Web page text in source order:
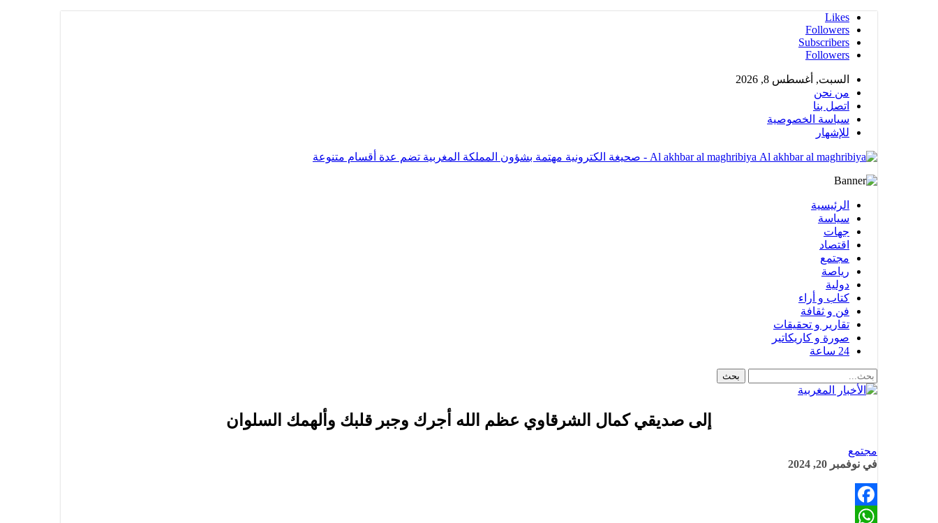
Likes
Followers
Subscribers
Followers
السبت, أغسطس 8, 2026
من نحن
اتصل بنا
سياسة الخصوصية
للإشهار
Al akhbar al maghribiya - صحيغة الكترونية مهتمة بشؤون المملكة المغربية تضم عدة أقسام متنوعة
الرئيسية
سياسة
جهات
اقتصاد
مجتمع
رياصة
دولية
كتاب و أراء
فن و ثقافة
تقارير و تحقيقات
صورة و كاريكاتير
24 ساعة
إلى صديقي كمال الشرقاوي عظم الله أجرك وجبر قلبك وألهمك السلوان
مجتمع
في نوفمبر 20, 2024
Facebook